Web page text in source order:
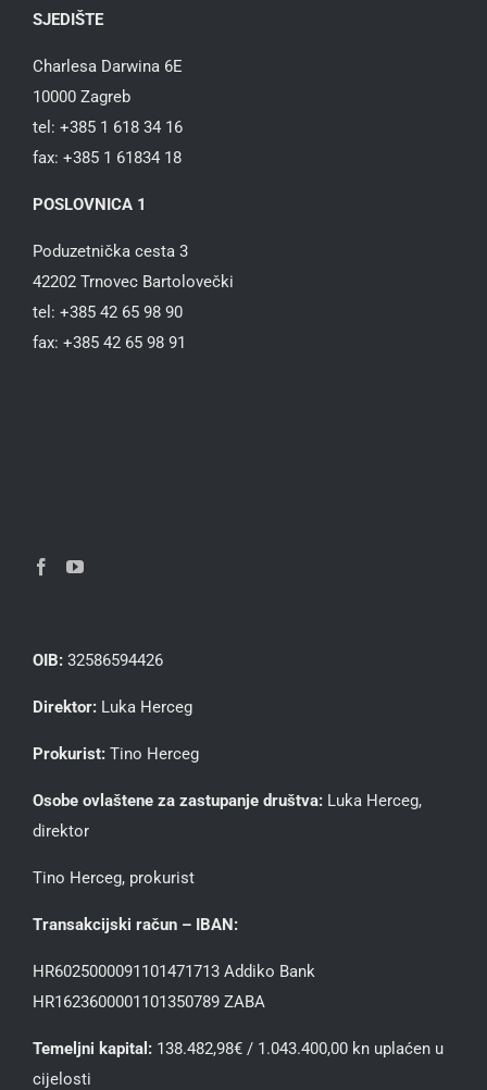
SJEDIŠTE
Charlesa Darwina 6E
10000 Zagreb
tel: +385 1 618 34 16
fax: +385 1 61834 18
POSLOVNICA 1
Poduzetnička cesta 3
42202 Trnovec Bartolovečki
tel: +385 42 65 98 90
fax: +385 42 65 98 91
OIB: 32586594426
Direktor: Luka Herceg
Prokurist: Tino Herceg
Osobe ovlaštene za zastupanje društva: Luka Herceg,
direktor
Tino Herceg, prokurist
Transakcijski račun – IBAN:
HR6025000091101471713 Addiko Bank
HR1623600001101350789 ZABA
Temeljni kapital: 138.482,98€ / 1.043.400,00 kn uplaćen u
cijelosti